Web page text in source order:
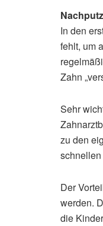
In den
fehlt, um
Zahn
Sehr
zu den
Der
werden.
die